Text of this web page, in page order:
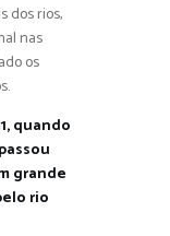
dos rios,
nas
os
quando
grande
rio